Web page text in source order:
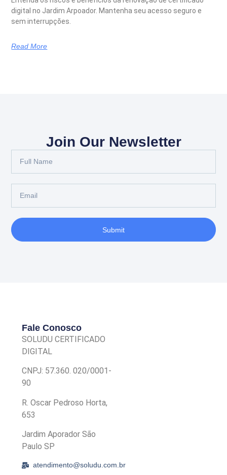
digital no Jardim Arpoador. Mantenha seu acesso seguro e
sem interrupções.
Read More
Join Our Newsletter
Submit
Fale Conosco
SOLUDU CERTIFICADO
DIGITAL
CNPJ: 57.360. 020/0001-
90
R. Oscar Pedroso Horta,
653
Jardim Aporador São
Paulo SP
atendimento@soludu.com.br